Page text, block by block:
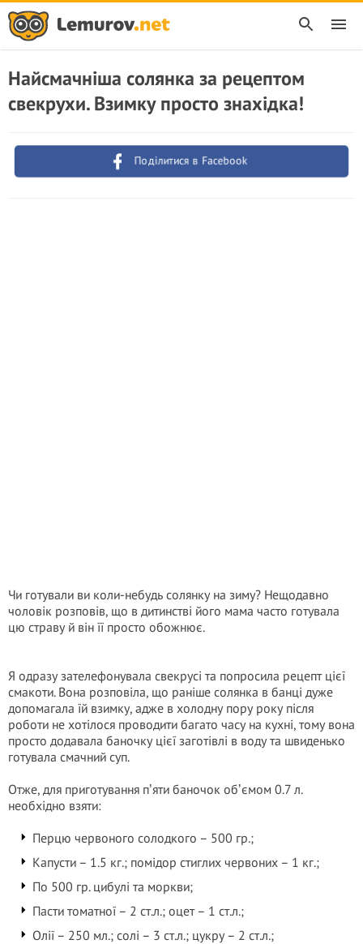
Найсмачніша солянка за рецептом
свекрухи. Взимку просто знахідка!
Поділитися в Facebook
Чи готували ви коли-небудь солянку на зиму? Нещодавно
чоловік розповів, що в дитинстві його мама часто готувала
цю страву й він її просто обожнює.
Я одразу зателефонувала свекрусі та попросила рецепт цієї
смакоти. Вона розповіла, що раніше солянка в банці дуже
допомагала їй взимку, адже в холодну пору року після
роботи не хотілося проводити багато часу на кухні, тому вона
просто додавала баночку цієї заготівлі в воду та швиденько
готувала смачний суп.
Отже, для приготування пʼяти баночок обʼємом 0.7 л.
необхідно взяти:
Перцю червоного солодкого – 500 гр.;
Капусти – 1.5 кг.; помідор стиглих червоних – 1 кг.;
По 500 гр. цибулі та моркви;
Пасти томатної – 2 ст.л.; оцет – 1 ст.л.;
Олії – 250 мл.; солі – 3 ст.л.; цукру – 2 ст.л.;